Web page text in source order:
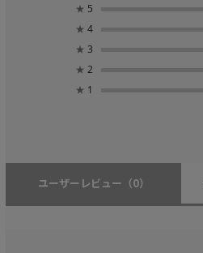
★ 5
★ 4
★ 3
★ 2
★ 1
ユーザーレビュー （0）